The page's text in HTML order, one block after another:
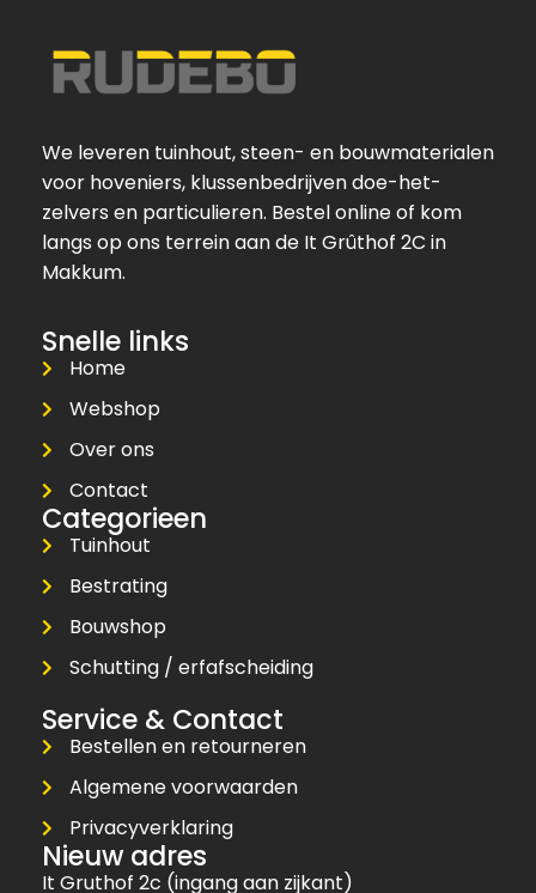
We leveren tuinhout, steen- en bouwmaterialen
voor hoveniers, klussenbedrijven doe-het-
zelvers en particulieren. Bestel online of kom
langs op ons terrein aan de It Grûthof 2C in
Makkum.
Snelle links
Home
Webshop
Over ons
Contact
Categorieen
Tuinhout
Bestrating
Bouwshop
Schutting / erfafscheiding
Service & Contact
Bestellen en retourneren
Algemene voorwaarden
Privacyverklaring
Nieuw adres
It Gruthof 2c (ingang aan zijkant)